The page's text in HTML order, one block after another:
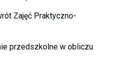
Zajęć Praktyczno-
przedszkolne w obliczu